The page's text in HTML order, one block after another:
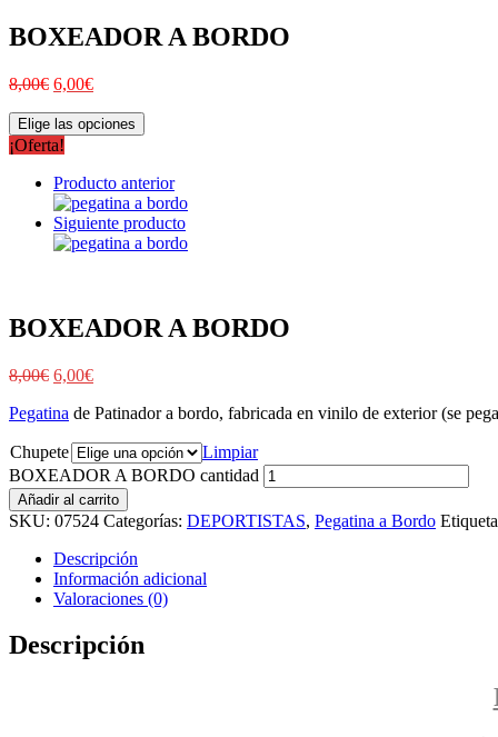
BOXEADOR A BORDO
8,00€ 6,00€
Elige las opciones
¡Oferta!
Producto anterior
Siguiente producto
BOXEADOR A BORDO
8,00€ 6,00€
Pegatina de Patinador a bordo, fabricada en vinilo de exterior (se
Chupete
Limpiar
BOXEADOR A BORDO cantidad
Añadir al carrito
SKU: 07524 Categorías: DEPORTISTAS, Pegatina a Bordo
Descripción
Información adicional
Valoraciones (0)
Descripción